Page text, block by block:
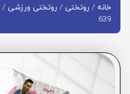
خانه / روتختی / روتختی ورزشی /
639